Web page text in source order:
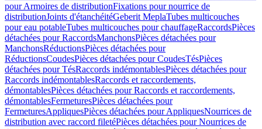
pour Armoires de distributionFixations pour nourrice de
distributionJoints d'étanchéitéGeberit MeplaTubes multicouches
pour eau potableTubes multicouches pour chauffageRaccordsPièces
détachées pour RaccordsManchonsPièces détachées pour
ManchonsRéductionsPièces détachées pour
RéductionsCoudesPièces détachées pour CoudesTésPièces
détachées pour TésRaccords indémontablesPièces détachées pour
Raccords indémontablesRaccords et raccordements,
démontablesPièces détachées pour Raccords et raccordements,
démontablesFermeturesPièces détachées pour
FermeturesAppliquesPièces détachées pour AppliquesNourrices de
distribution avec raccord filetéPièces détachées pour Nourrices de